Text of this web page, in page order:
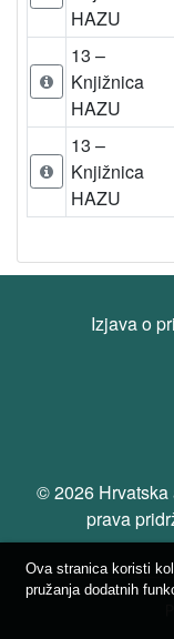
HAZU
13 –
Knjižnica
HAZU
13 –
Knjižnica
HAZU
Izjava o
© 2026 Hrvatska
prava
Ova stranica koristi
pružanja dodatnih